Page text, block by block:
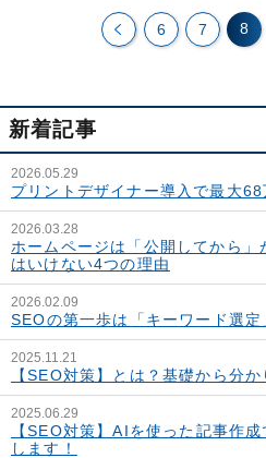
6 7 8
新着記事
2026.05.29
プリントデザイナー導入で最大68
2026.03.28
ホームページは「公開してから
はいけない4つの理由
2026.02.09
SEOの第一歩は「キーワード選定
2025.11.21
【SEO対策】とは？基礎から分
2025.06.29
【SEO対策】AIを使った記事作
します！